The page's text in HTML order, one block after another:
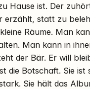
Hause ist. Der
erzählt, statt zu
Räume. Man
Man kann in
der Bär. Er will
die Botschaft. Sie ist
Sie hält das